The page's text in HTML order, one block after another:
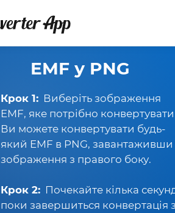
EMF у PNG
Крок 1: Виберіть зображення
EMF, яке потрібно
Ви можете конвертувати будь-
який EMF в PNG, завантаживши
зображення з правого боку.
Крок 2: Почекайте кілька
поки завершиться конвертація